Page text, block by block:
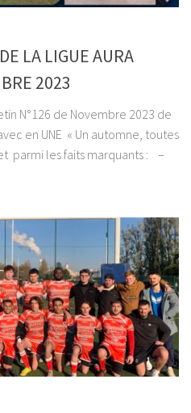
LA LIGUE AURA
2023
N°126 de Novembre 2023 de
en UNE « Un automne, toutes
parmi les faits marquants : –